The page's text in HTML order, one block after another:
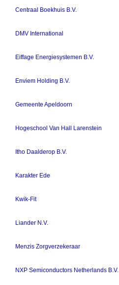
Centraal Boekhuis B.V.
DMV International
Eiffage Energiesystemen B.V.
Enviem Holding B.V.
Gemeente Apeldoorn
Hogeschool Van Hall Larenstein
Itho Daalderop B.V.
Karakter Ede
Kwik-Fit
Liander N.V.
Menzis Zorgverzekeraar
NXP Semiconductors Netherlands B.V.